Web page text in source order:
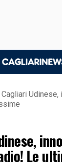
Cagliari
Le